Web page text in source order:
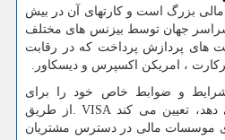
بزرگ است و کارتهای آن در بیش
سراسر جهان توسط بیزنس های مختلف
های پردازش پرداخت که در رقابت
، امریکن اکسپرس و دیسکاور.
شرایط و ضوابط خاص خود را برای
دهد، تعیین می کند . VISA از طریق
موسسات مالی در دسترس مشتریان